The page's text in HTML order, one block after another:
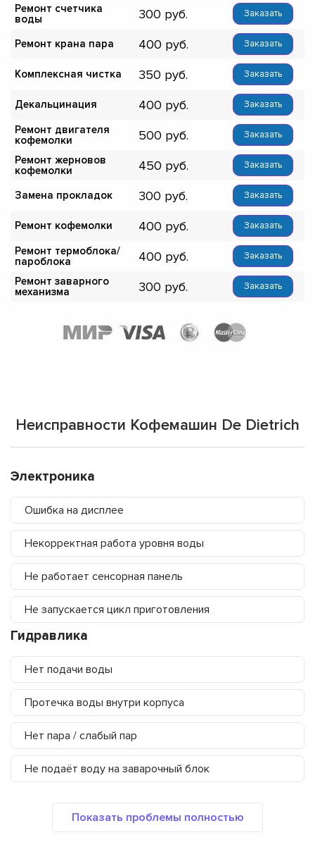
Ремонт счетчика
воды
300 Заказать
Ремонт крана пара 400 Заказать
Комплексная чистка 350 Заказать
Декальцинация 400 Заказать
Ремонт двигателя
кофемолки
500 Заказать
Ремонт жерновов
кофемолки
450 Заказать
Замена прокладок 300 Заказать
Ремонт кофемолки 400 Заказать
Ремонт термоблока/
пароблока
400 Заказать
Ремонт заварного
механизма
300 Заказать
Неисправности Кофемашин De Dietrich
Электроника
Ошибка на дисплее
Некорректная работа уровня воды
Не работает сенсорная панель
Не запускается цикл приготовления
Гидравлика
Нет подачи воды
Протечка воды внутри корпуса
Нет пара / слабый пар
Не подаёт воду на заварочный блок